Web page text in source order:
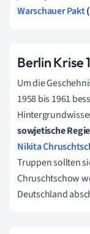
Warschauer Pakt
Berlin Krise
Um die
1958 bis 1961
sowjetische
Nikita
Truppen sollten
Chruschtschow
Deutschland